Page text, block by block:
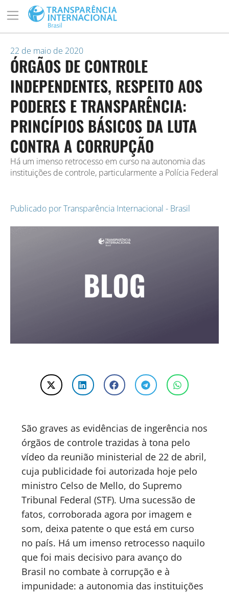
22 de maio de 2020
ÓRGÃOS DE CONTROLE
INDEPENDENTES, RESPEITO AOS
PODERES E TRANSPARÊNCIA:
PRINCÍPIOS BÁSICOS DA LUTA
CONTRA A CORRUPÇÃO
Há um imenso retrocesso em curso na autonomia das
instituições de controle, particularmente a Polícia Federal
Publicado porTransparência Internacional - Brasil
São graves as evidências de ingerência nos
órgãos de controle trazidas à tona pelo
vídeo da reunião ministerial de 22 de abril,
cuja publicidade foi autorizada hoje pelo
ministro Celso de Mello, do Supremo
Tribunal Federal (STF). Uma sucessão de
fatos, corroborada agora por imagem e
som, deixa patente o que está em curso
no país. Há um imenso retrocesso naquilo
que foi mais decisivo para avanço do
Brasil no combate à corrupção e à
impunidade: a autonomia das instituições